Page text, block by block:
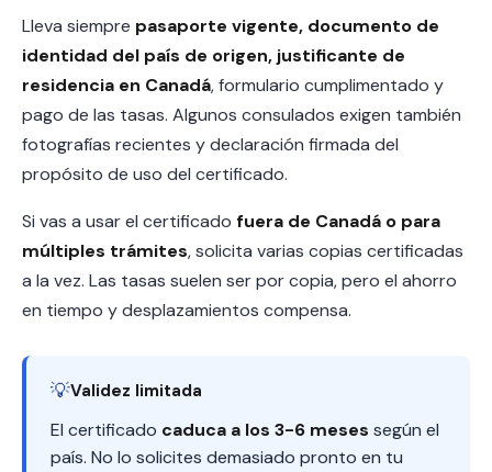
Lleva siempre pasaporte vigente, documento de
identidad del país de origen, justificante de
residencia en Canadá, formulario cumplimentado y
pago de las tasas. Algunos consulados exigen también
fotografías recientes y declaración firmada del
propósito de uso del certificado.
Si vas a usar el certificado fuera de Canadá o para
múltiples trámites, solicita varias copias certificadas
a la vez. Las tasas suelen ser por copia, pero el ahorro
en tiempo y desplazamientos compensa.
💡Validez limitada
El certificado caduca a los 3-6 meses según el
país. No lo solicites demasiado pronto en tu